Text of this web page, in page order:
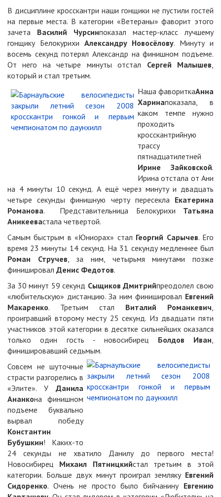
В дисциплине кросскантри наши гонщики не пустили гостей
на первые места. В категории «Ветераны» фаворит этого
зачета Василий Чурсинпоказал мастер-класс лучшему
гонщику Белокурихи Александру Новосёлову. Минуту и
восемь секунд потерял Александр на финишном подъеме.
От него на четыре минуты отстал Сергей Малышев,
который и стал третьим.
Наша фавориткаАнна
Харинапоказала, в
каком темпе нужно
проходить
кросскантрийную
трассу
пятнадцатилетней
Ирине Зайковской.
Ирина отстала от Ани
на 4 минуты 10 секунд. А ещё через минуту и двадцать
четыре секунды финишную черту пересекла Екатерина
Романова. Представительница Белокурихи Татьяна
Аникеевастала четвертой.
Самым быстрым в «Юниорах» стал Георгий Сарычев. Его
время 23 минуты 14 секунд. На 31 секунду медленнее был
Роман Стручев, за ним, четырьмя минутами позже
финишировал Денис Федотов.
За 30 минут 59 секунд Сыщиков Дмитрийпреодолел свою
«любительскую» дистанцию. За ним финишировал Евгений
Макаренко. Третьим стал Виталий Романкевич,
проигравший второму месту 25 секунд. Из двадцати пяти
участников этой категории в десятке сильнейших оказался
только один гость - новосибирец Болдов Иван,
финишировавший седьмым.
Совсем не шуточные
страсти разгорелись в
«Элите». У Данила
Ананкона финишном
подъеме буквально
вырвал победу
Константин
Бубушкин! Каких-то
24 секунды не хватило Данилу до первого места!
Новосибирец Михаил Пятницкийстал третьим в этой
категории. Больше двух минут проиграл земляку Евгений
Сидоренко. Очень не просто было бийчанину Евгению